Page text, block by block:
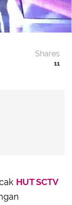
11
Shares
HUT SCTV